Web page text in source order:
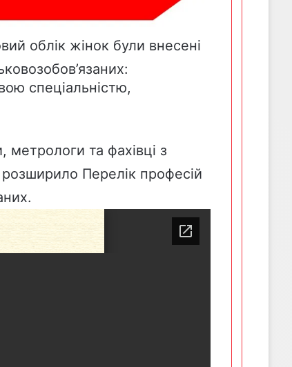
облік жінок були внесені
спеціальністю,
метрологи та фахівці з
розширило Перелік професій